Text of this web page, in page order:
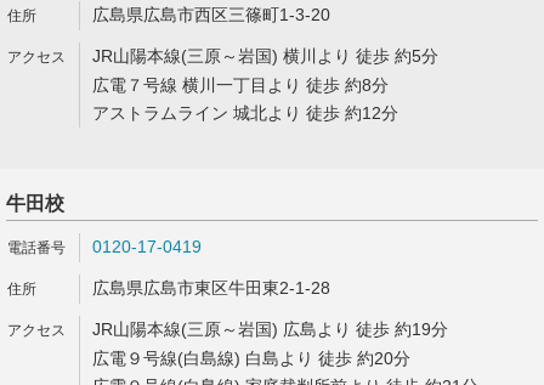
広島県広島市西区三篠町1-3-20
JR山陽本線(三原～岩国) 横川より 徒歩 約5分
広電７号線 横川一丁目より 徒歩 約8分
アストラムライン 城北より 徒歩 約12分
牛田校
0120-17-0419
広島県広島市東区牛田東2-1-28
JR山陽本線(三原～岩国) 広島より 徒歩 約19分
広電９号線(白島線) 白島より 徒歩 約20分